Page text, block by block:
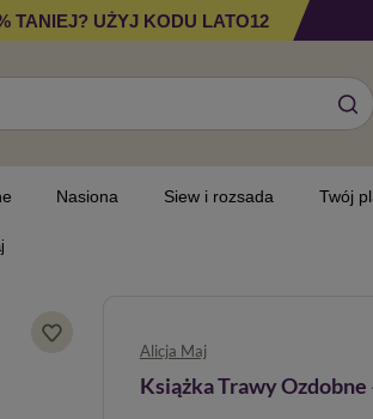
TANIEJ? UŻYJ KODU LATO12
Nasiona Siew i rozsada Twój
Alicja Maj
Książka Trawy
powiązane Książka Trawy